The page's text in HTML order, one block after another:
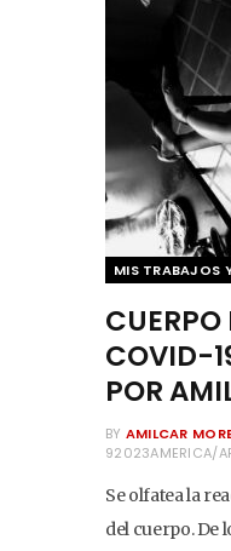
MIS TRABAJOS
CUERPO
COVID-
POR
BY AMILCAR
92023AMERICA/
Se olfatea la
del cuerpo. De